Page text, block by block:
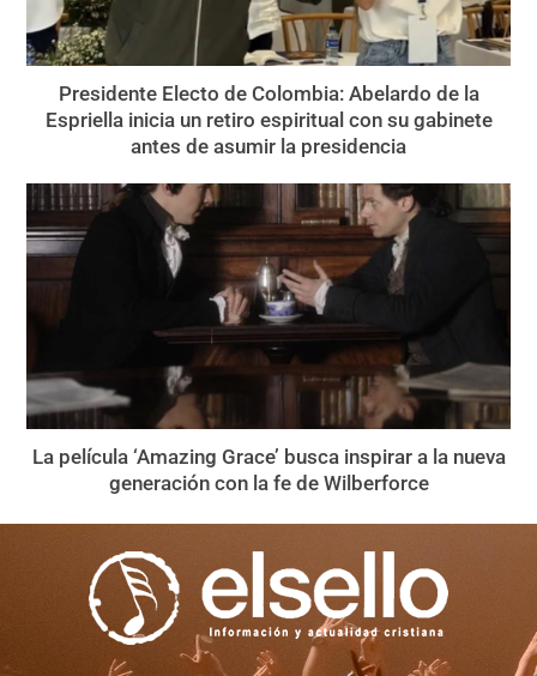
Presidente Electo de Colombia: Abelardo de la
Espriella inicia un retiro espiritual con su gabinete
antes de asumir la presidencia
La película ‘Amazing Grace’ busca inspirar a la nueva
generación con la fe de Wilberforce